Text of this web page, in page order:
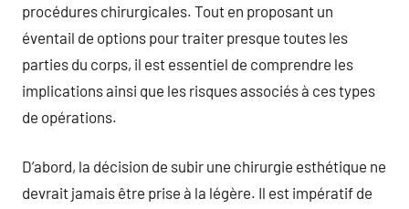
procédures chirurgicales. Tout en proposant un
éventail de options pour traiter presque toutes les
parties du corps, il est essentiel de comprendre les
implications ainsi que les risques associés à ces types
de opérations.
D’abord, la décision de subir une chirurgie esthétique ne
devrait jamais être prise à la légère. Il est impératif de